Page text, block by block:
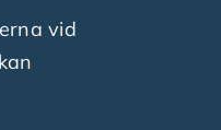
vid